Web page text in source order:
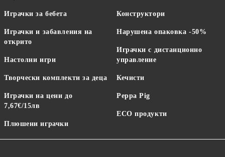
Играчки за бебета
Играчки и забавления на
открито
Настолни игри
Творчески комплекти за деца
Играчки на цени до
7,67€/15лв
Плюшени играчки
Конструктори
Нарушена опаковка -50%
Играчки с дистанционно
управление
Кечисти
Peppa Pig
ECO продукти